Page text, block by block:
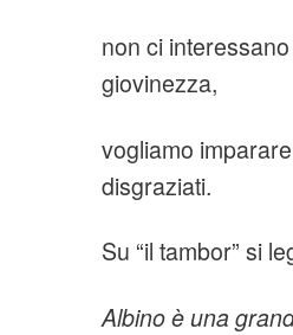
non ci
giovinezza,
vogliamo
disgraziati.
Su “il tambor” si
Albino è una